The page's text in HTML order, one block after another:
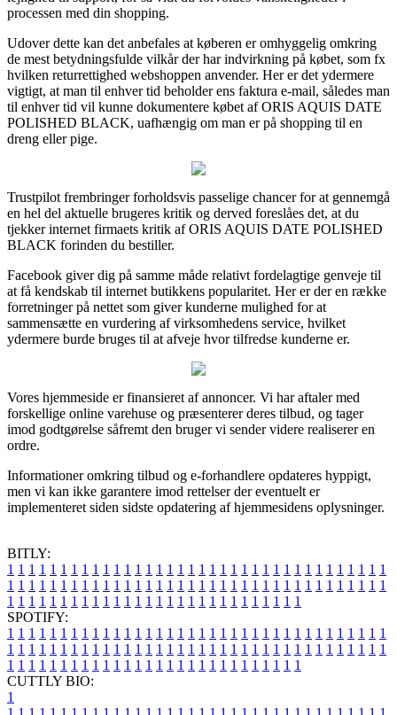
processen med din shopping.
Udover dette kan det anbefales at køberen er omhyggelig omkring
de mest betydningsfulde vilkår der har indvirkning på købet, som fx
hvilken returrettighed webshoppen anvender. Her er det ydermere
vigtigt, at man til enhver tid beholder ens faktura e-mail, således man
til enhver tid vil kunne dokumentere købet af ORIS AQUIS DATE
POLISHED BLACK, uafhængig om man er på shopping til en
dreng eller pige.
Trustpilot frembringer forholdsvis passelige chancer for at gennemgå
en hel del aktuelle brugeres kritik og derved foreslåes det, at du
tjekker internet firmaets kritik af ORIS AQUIS DATE POLISHED
BLACK forinden du bestiller.
Facebook giver dig på samme måde relativt fordelagtige genveje til
at få kendskab til internet butikkens popularitet. Her er der en række
forretninger på nettet som giver kunderne mulighed for at
sammensætte en vurdering af virksomhedens service, hvilket
ydermere burde bruges til at afveje hvor tilfredse kunderne er.
Vores hjemmeside er finansieret af annoncer. Vi har aftaler med
forskellige online varehuse og præsenterer deres tilbud, og tager
imod godtgørelse såfremt den bruger vi sender videre realiserer en
ordre.
Informationer omkring tilbud og e-forhandlere opdateres hyppigt,
men vi kan ikke garantere imod rettelser der eventuelt er
implementeret siden sidste opdatering af hjemmesidens oplysninger.
BITLY:
1 1 1 1 1 1 1 1 1 1 1 1 1 1 1 1 1 1 1 1 1 1 1 1 1 1 1 1 1 1 1 1 1 1 1 1
1 1 1 1 1 1 1 1 1 1 1 1 1 1 1 1 1 1 1 1 1 1 1 1 1 1 1 1 1 1 1 1 1 1 1 1
1 1 1 1 1 1 1 1 1 1 1 1 1 1 1 1 1 1 1 1 1 1 1 1 1 1 1 1
SPOTIFY:
1 1 1 1 1 1 1 1 1 1 1 1 1 1 1 1 1 1 1 1 1 1 1 1 1 1 1 1 1 1 1 1 1 1 1 1
1 1 1 1 1 1 1 1 1 1 1 1 1 1 1 1 1 1 1 1 1 1 1 1 1 1 1 1 1 1 1 1 1 1 1 1
1 1 1 1 1 1 1 1 1 1 1 1 1 1 1 1 1 1 1 1 1 1 1 1 1 1 1 1
CUTTLY BIO:
1